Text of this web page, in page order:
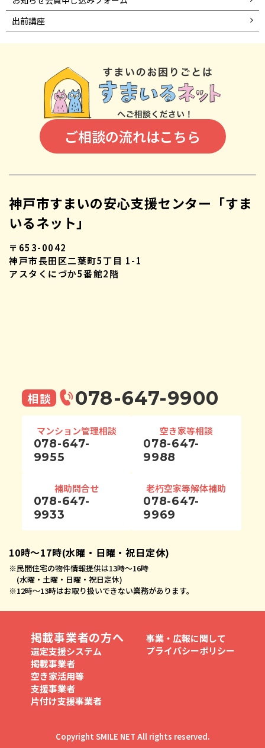
出前講座
ご相談の流れはこちら
神戸市すまいの安心支援センター「すま
いるネット」
〒653-0042
神戸市長田区二葉町5丁目 1-1
アスタくにづか5番館2階
相談 078-647-9900
マンション管理相談
078-647-
9955
空き家等相談
078-647-
9988
補助問合せ
078-647-
9933
老朽空家等解体補助
078-647-
9969
10時〜17時(水曜・日曜・祝日定休)
※民間住宅の物件情報提供は13時〜16時
(水曜・土曜・日曜・祝日定休)
※12時〜13時はお取り扱いできない業務があります。
掲載事業者の方へ
選定支援システム
掲載事業者
空き家活用等
支援事業者
片付け支援事業者
事業・広報に関して
プライバシーポリシー
Copyright SMILE NET All rights reserved.